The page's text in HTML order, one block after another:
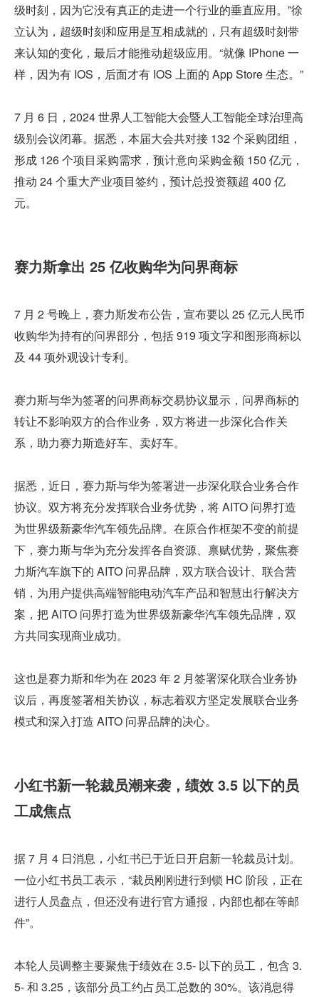
级时刻，因为它没有真正的走进一个行业的垂直应用。”徐
立认为，超级时刻和应用是互相成就的，只有超级时刻带
来认知的变化，最后才能推动超级应用。“就像 IPhone 一
样，因为有 IOS，后面才有 IOS 上面的 App Store 生态。”
7 月 6 日，2024 世界人工智能大会暨人工智能全球治理高
级别会议闭幕。据悉，本届大会共对接 132 个采购团组，
形成 126 个项目采购需求，预计意向采购金额 150 亿元，
推动 24 个重大产业项目签约，预计总投资额超 400 亿
元。
赛力斯拿出 25 亿收购华为问界商标
7 月 2 号晚上，赛力斯发布公告，宣布要以 25 亿元人民币
收购华为持有的问界部分，包括 919 项文字和图形商标以
及 44 项外观设计专利。
赛力斯与华为签署的问界商标交易协议显示，问界商标的
转让不影响双方的合作业务，双方将进一步深化合作关
系，助力赛力斯造好车、卖好车。
据悉，近日，赛力斯与华为签署进一步深化联合业务合作
协议。双方将充分发挥联合业务优势，将 AITO 问界打造
为世界级新豪华汽车领先品牌。在原合作框架不变的前提
下，赛力斯与华为充分发挥各自资源、禀赋优势，聚焦赛
力斯汽车旗下的 AITO 问界品牌，双方联合设计、联合营
销，为用户提供高端智能电动汽车产品和智慧出行解决方
案，把 AITO 问界打造为世界级新豪华汽车领先品牌，双
方共同实现商业成功。
这也是赛力斯和华为在 2023 年 2 月签署深化联合业务协
议后，再度签署相关协议，标志着双方坚定发展联合业务
模式和深入打造 AITO 问界品牌的决心。
小红书新一轮裁员潮来袭，绩效 3.5 以下的员
工成焦点
据 7 月 4 日消息，小红书已于近日开启新一轮裁员计划。
一位小红书员工表示，“裁员刚刚进行到锁 HC 阶段，正在
进行人员盘点，但还没有进行官方通报，内部也都在等邮
件”。
本轮人员调整主要聚焦于绩效在 3.5- 以下的员工，包含 3.
5- 和 3.25，该部分员工约占员工总数的 30%。该消息得